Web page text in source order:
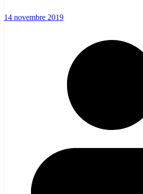
14 novembre 2019